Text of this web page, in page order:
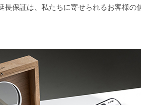
長保証は、私たちに寄せられるお客様の